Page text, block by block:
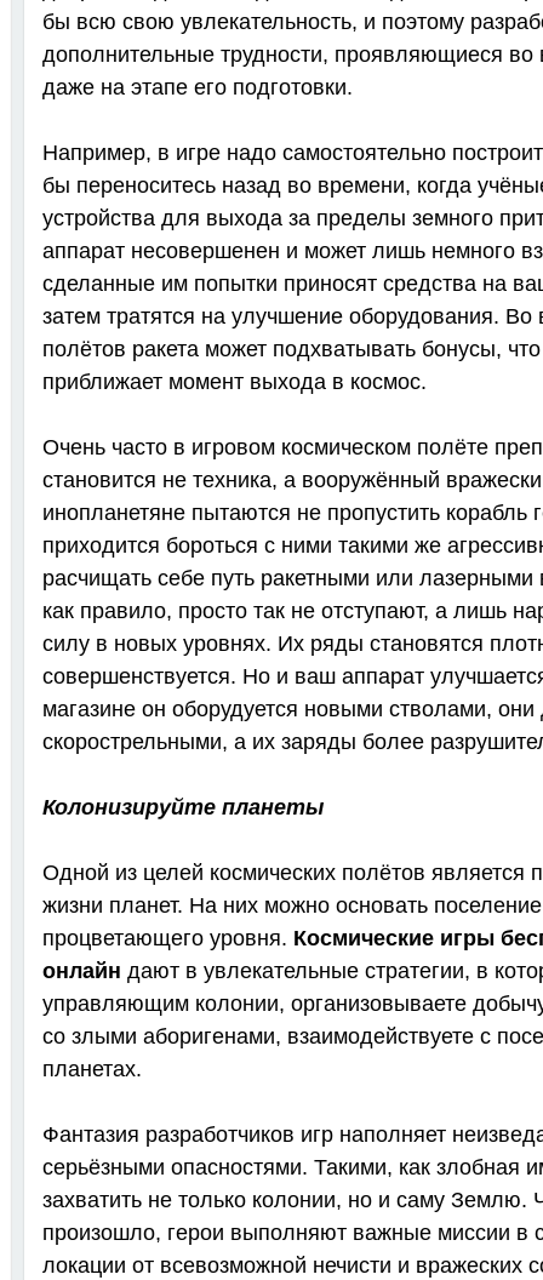
бы всю свою увлекательность, и поэтому
дополнительные трудности, проявляющиеся во
даже на этапе его подготовки.
Например, в игре надо самостоятельно
бы переноситесь назад во времени, когда
устройства для выхода за пределы земного
аппарат несовершенен и может лишь немного
сделанные им попытки приносят средства на
затем тратятся на улучшение оборудования.
полётов ракета может подхватывать бонусы,
приближает момент выхода в космос.
Очень часто в игровом космическом полёте
становится не техника, а вооружённый
инопланетяне пытаются не пропустить корабль
приходится бороться с ними такими же
расчищать себе путь ракетными или
как правило, просто так не отступают, а лишь
силу в новых уровнях. Их ряды становятся
совершенствуется. Но и ваш аппарат
магазине он оборудуется новыми стволами,
скорострельными, а их заряды более
Колонизируйте планеты
Одной из целей космических полётов является
жизни планет. На них можно основать
процветающего уровня. Космические игры
онлайн дают в увлекательные стратегии, в
управляющим колонии, организовываете
со злыми аборигенами, взаимодействуете с
планетах.
Фантазия разработчиков игр наполняет
серьёзными опасностями. Такими, как злобная
захватить не только колонии, но и саму Землю.
произошло, герои выполняют важные миссии в
локации от всевозможной нечисти и вражеских